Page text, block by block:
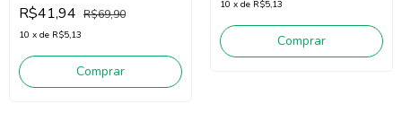
(lilás)
R$41,94 R$69,90
10 x de R$5,13
Comprar
10 x de R$5,13
Comprar